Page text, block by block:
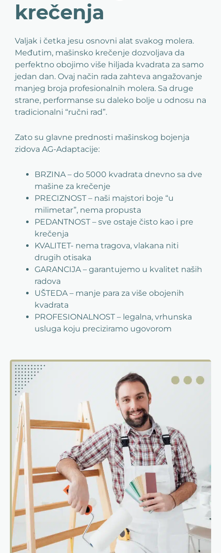
krečenja
Valjak i četka jesu osnovni alat svakog molera.
Međutim, mašinsko krečenje dozvoljava da
perfektno obojimo više hiljada kvadrata za samo
jedan dan. Ovaj način rada zahteva angažovanje
manjeg broja profesionalnih molera. Sa druge
strane, performanse su daleko bolje u odnosu na
tradicionalni “ručni rad”.
Zato su glavne prednosti mašinskog bojenja
zidova AG-Adaptacije:
BRZINA – do 5000 kvadrata dnevno sa dve
mašine za krečenje
PRECIZNOST – naši majstori boje “u
milimetar”, nema propusta
PEDANTNOST – sve ostaje čisto kao i pre
krečenja
KVALITET- nema tragova, vlakana niti
drugih otisaka
GARANCIJA – garantujemo u kvalitet naših
radova
UŠTEDA – manje para za više obojenih
kvadrata
PROFESIONALNOST – legalna, vrhunska
usluga koju preciziramo ugovorom